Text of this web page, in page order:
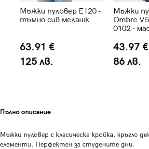
Мъжки пуловер E120 -
тъмно сив меланж
63.91 €
125 лв.
Мъжки
Ombre
0102 -
43.97 €
86 лв.
Пълно описание
Мъжки пуловер с класическа кройка, кръгло
елементи. Перфектен за студените дни.